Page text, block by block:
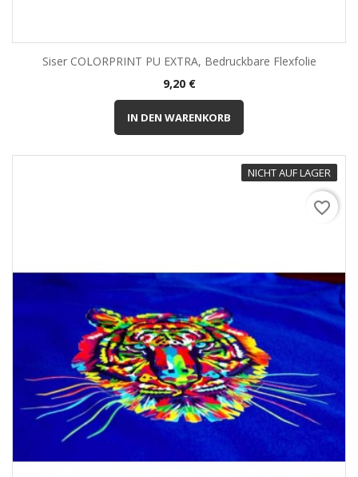
Siser COLORPRINT PU EXTRA, Bedruckbare Flexfolie
Preis
9,20 €
IN DEN WARENKORB
NICHT AUF LAGER
favorite_border